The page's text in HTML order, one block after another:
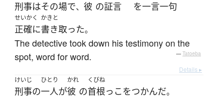
刑事はその場で、 彼 の証言 を一言一句
せいかく
正確に
かきと
書き取った。
The detective took down his testimony on the
spot, word for word.
— Tatoeba
Details ▸
けいじ
刑事の
ひとり
一人が
かれ
彼 の
くびね
首根っこ をつかんだ。